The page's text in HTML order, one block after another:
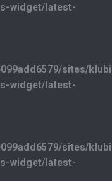
widget/latest-
sites/
widget/latest-
sites/
widget/latest-